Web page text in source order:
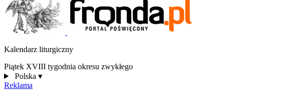
Kalendarz liturgiczny
Piątek XVIII tygodnia okresu zwykłego
Polska ▾
Reklama